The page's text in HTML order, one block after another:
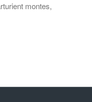
montes,